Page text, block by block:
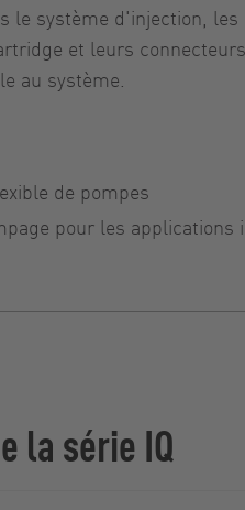
le système d'injection, les
et leurs
au système.
de pompes
pour les applications
la série IQ